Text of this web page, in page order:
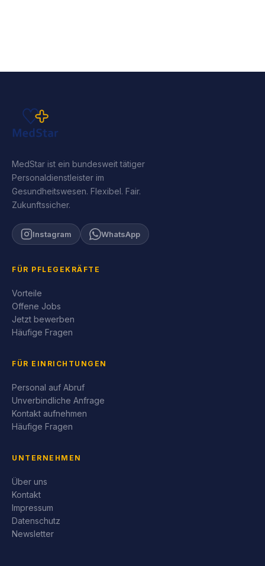
MedStar ist ein bundesweit tätiger
Personaldienstleister im
Gesundheitswesen. Flexibel. Fair.
Zukunftssicher.
Instagram WhatsApp
FÜR PFLEGEKRÄFTE
Vorteile
Offene Jobs
Jetzt bewerben
Häufige Fragen
FÜR EINRICHTUNGEN
Personal auf Abruf
Unverbindliche Anfrage
Kontakt aufnehmen
Häufige Fragen
UNTERNEHMEN
Über uns
Kontakt
Impressum
Datenschutz
Newsletter